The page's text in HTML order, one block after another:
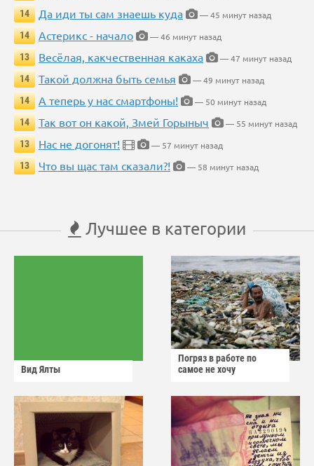
14
Да иди ты сам знаешь куда
— 45 минут назад
14
Астерикс - начало
— 46 минут назад
13
Весёлая, какчественная какаха
— 47 минут назад
14
Такой должна быть семья
— 49 минут назад
14
А теперь у нас смартфоны!
— 50 минут назад
14
Так вот он какой, Змей Горыныч
— 55 минут назад
13
Нас не догонят!
— 57 минут назад
13
Что вы щас там сказали?! — 58 минут назад
Лучшее в категории
Вид Ялты
Погряз в работе по
самое не хочу